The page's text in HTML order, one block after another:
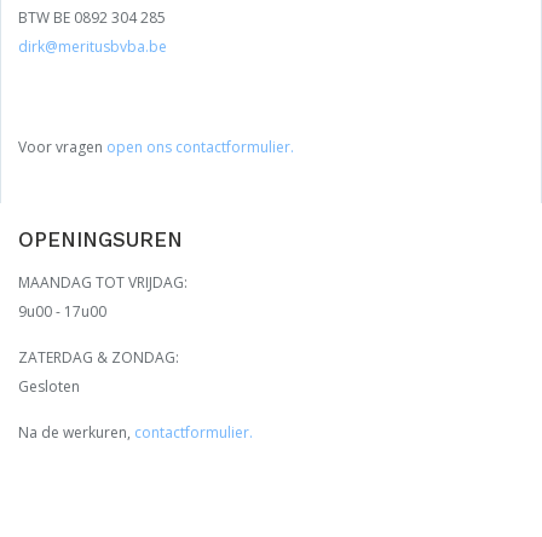
BTW BE 0892 304 285
dirk@meritusbvba.be
Voor vragen open ons contactformulier.
OPENINGSUREN
MAANDAG TOT VRIJDAG:
9u00 - 17u00
ZATERDAG & ZONDAG:
Gesloten
Na de werkuren, contactformulier.